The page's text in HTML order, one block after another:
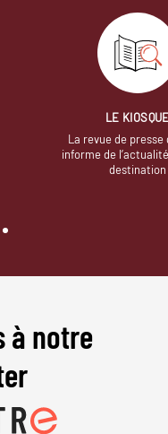
LE
La revue de presse
informe de
destination
à notre